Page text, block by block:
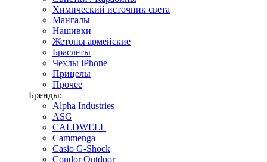
Химический источник света
Мангалы
Нашивки
Жетоны армейские
Браслеты
Чехлы iPhone
Прицелы
Прочее
Бренды:
Alpha Industries
ASG
CALDWELL
Cammenga
Casio G-Shock
Condor Outdoor